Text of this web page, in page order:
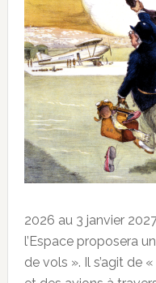
2026 au 3 janvier
l’Espace proposera
de vols ». Il s’agit de